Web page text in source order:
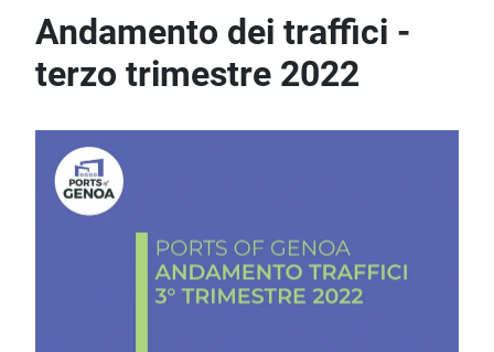
Andamento dei traffici -
terzo trimestre 2022